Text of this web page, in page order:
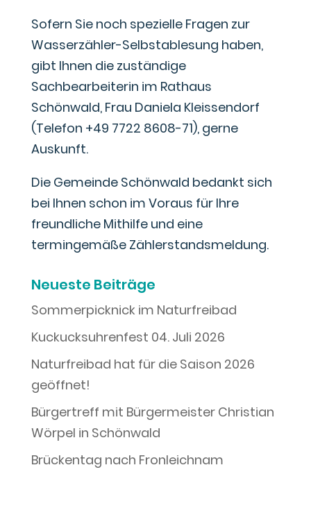
Sofern Sie noch spezielle Fragen zur
Wasserzähler-Selbstablesung haben,
gibt Ihnen die zuständige
Sachbearbeiterin im Rathaus
Schönwald, Frau Daniela Kleissendorf
(Telefon +49 7722 8608-71), gerne
Auskunft.
Die Gemeinde Schönwald bedankt sich
bei Ihnen schon im Voraus für Ihre
freundliche Mithilfe und eine
termingemäße Zählerstandsmeldung.
Neueste Beiträge
Sommerpicknick im Naturfreibad
Kuckucksuhrenfest 04. Juli 2026
Naturfreibad hat für die Saison 2026
geöffnet!
Bürgertreff mit Bürgermeister Christian
Wörpel in Schönwald
Brückentag nach Fronleichnam